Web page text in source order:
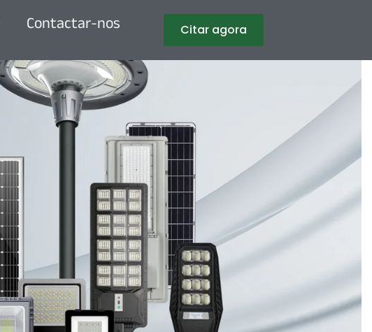
Contactar-nos
Citar agora